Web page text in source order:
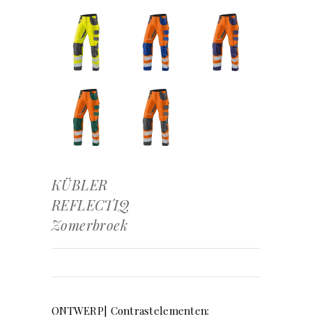
KÜBLER
REFLECTIQ
Zomerbroek
ONTWERP| Contrastelementen: